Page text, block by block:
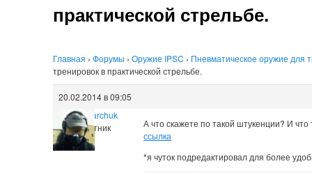
практической стрельбе.
Главная › Форумы › Оружие IPSC › Пневматическое оружие для
тренировок в практической стрельбе.
20.02.2014 в 09:05
Igor Kuharchuk
Участник
А что скажете по такой штукенции? И
ссылка
*я чуток подредактировал для более